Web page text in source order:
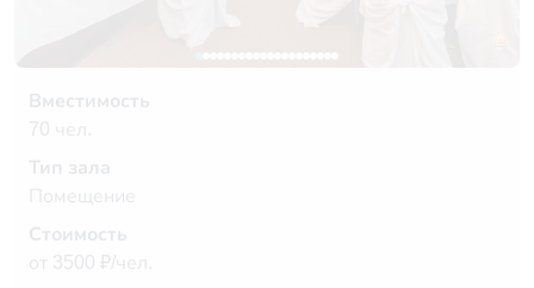
Вместимость
70 чел.
Тип зала
Помещение
Стоимость
от 3500 ₽/чел.